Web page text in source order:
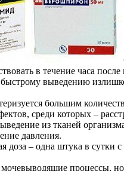
в течение часа
быстрому выведению
большим
среди которых –
из тканей
давления.
доза – одна штука в сутки с
процессы, но